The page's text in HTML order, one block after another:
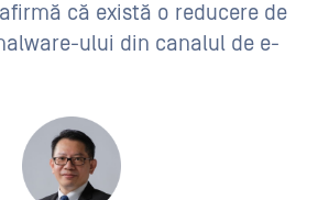
că există o reducere de
ului din canalul de e-